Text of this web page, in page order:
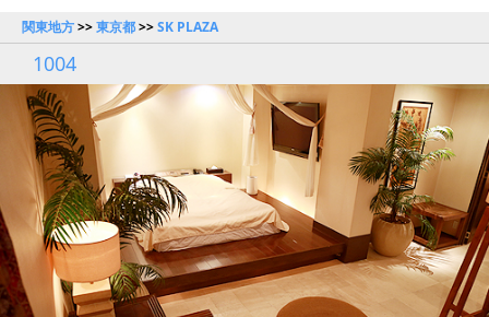
関東地方>>東京都>>SK PLAZA
1004